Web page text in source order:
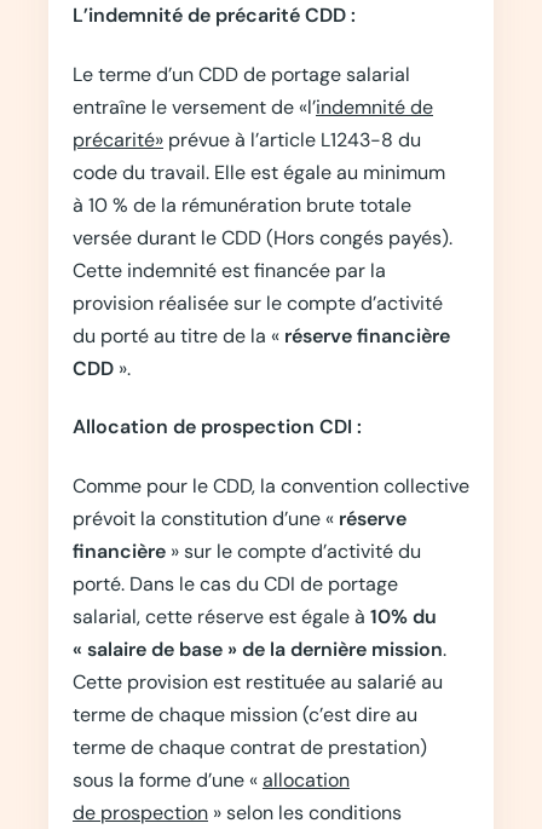
L’indemnité de précarité CDD :
Le terme d’un CDD de portage salarial
entraîne le versement de «l’indemnité de
précarité» prévue à l’article L1243-8 du
code du travail. Elle est égale au minimum
à 10 % de la rémunération brute totale
versée durant le CDD (Hors congés payés).
Cette indemnité est financée par la
provision réalisée sur le compte d’activité
du porté au titre de la « réserve financière
CDD ».
Allocation de prospection CDI :
Comme pour le CDD, la convention collective
prévoit la constitution d’une « réserve
financière » sur le compte d’activité du
porté. Dans le cas du CDI de portage
salarial, cette réserve est égale à 10% du
« salaire de base » de la dernière mission.
Cette provision est restituée au salarié au
terme de chaque mission (c’est dire au
terme de chaque contrat de prestation)
sous la forme d’une «allocation
de prospection » selon les conditions